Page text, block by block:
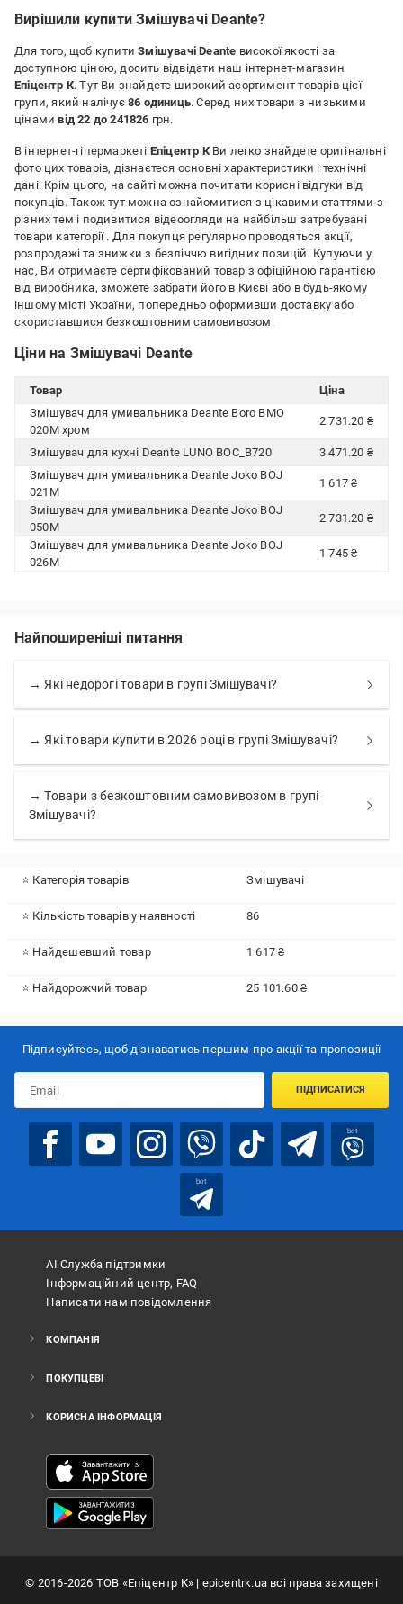
Недоліки:
Різьба в душі к шлангу не надійна.Пластик лопає.
Вирішили купити Змішувачі Deante?
Для того, щоб купитиЗмішувачі Deante високої якості за
доступною ціною, досить відвідати наш інтернет-магазин
Епіцентр К. Тут Ви знайдете широкий асортимент товарів цієї
групи, який налічує 86 одиниць. Серед них товари з низькими
цінамивід 22 до 241826 грн.
В інтернет-гіпермаркеті Епіцентр КВи легко знайдете оригінальні
фото цих товарів, дізнаєтеся основні характеристики і технічні
дані. Крім цього, на сайті можна почитати корисні відгуки від
покупців. Також тут можна ознайомитися з цікавими статтями з
різних тем і подивитися відеоогляди на найбільш затребувані
товари категорії . Для покупця регулярно проводяться акції,
розпродажі та знижки з безліччю вигідних позицій. Купуючи у
нас, Ви отримаєте сертифікований товар з офіційною гарантією
від виробника, зможете забрати його в Києві або в будь-якому
іншому місті України, попередньо оформивши доставку або
скориставшися безкоштовним самовивозом.
Ціни на Змішувачі Deante
Товар
Ціна
Змішувач для умивальника Deante Boro BMO
020M хром
2 731.20 ₴
Змішувач для кухні Deante LUNO BOC_B720
3 471.20 ₴
Змішувач для умивальника Deante Joko BOJ
021M
1 617 ₴
Змішувач для умивальника Deante Joko BOJ
050M
2 731.20 ₴
Змішувач для умивальника Deante Joko BOJ
026M
1 745 ₴
Найпоширеніші питання
→ Які недорогі товари в групі Змішувачі?
→ Які товари купити в 2026 році в групі Змішувачі?
→ Товари з безкоштовним самовивозом в групі
Змішувачі?
⭐ Категорія товарів Змішувачі
⭐ Кількість товарів у наявності 86
⭐ Найдешевший товар 1 617 ₴
⭐ Найдорожчий товар 25 101.60 ₴
Підписуйтесь, щоб дізнаватись першим про акції та пропозиції
ПІДПИСАТИСЯ
bot
bot
АІ Служба підтримки
Інформаційний центр, FAQ
Написати нам повідомлення
КОМПАНІЯ
ПОКУПЦЕВІ
КОРИСНА ІНФОРМАЦІЯ
© 2016-2026 ТОВ «Епіцентр К»| epicentrk.ua всі права захищені